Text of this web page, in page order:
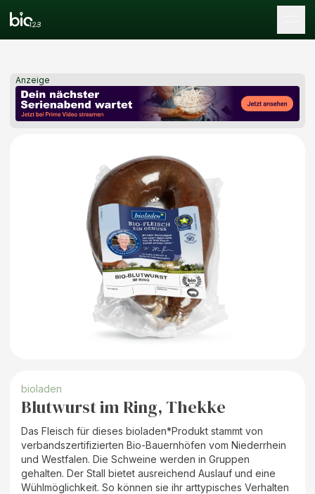
Anzeige
bioladen
Blutwurst im Ring, Thekke
Das Fleisch für dieses bioladen*Produkt stammt von
verbandszertifizierten Bio-Bauernhöfen vom Niederrhein
und Westfalen. Die Schweine werden in Gruppen
gehalten. Der Stall bietet ausreichend Auslauf und eine
Wühlmöglichkeit. So können sie ihr arttypisches Verhalten